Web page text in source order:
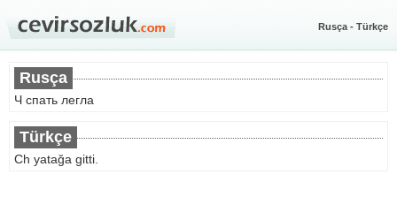
Rusça - Türkçe
Rusça
Ч спать легла
Türkçe
Ch yatağa gitti.